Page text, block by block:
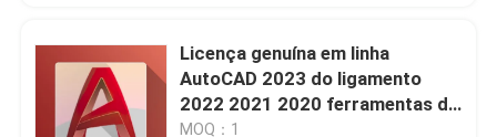
Licença genuína em linha
AutoCAD 2023 do ligamento
2022 2021 2020 ferramentas de
desenho de esboço de uma
MOQ：1